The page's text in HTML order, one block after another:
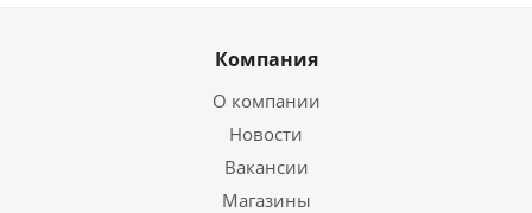
Компания
О компании
Новости
Вакансии
Магазины